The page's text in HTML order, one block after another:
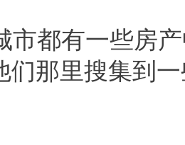
都有一些房
们那里搜集到